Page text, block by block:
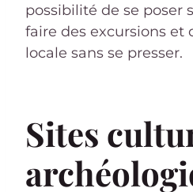
possibilité de se poser
faire des excursions et
locale sans se presser.
Sites